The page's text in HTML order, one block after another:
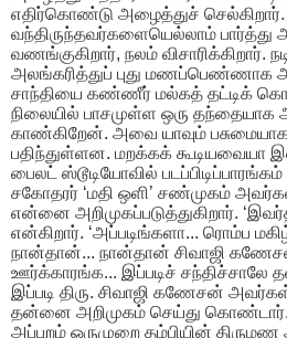
எதிர்கொண்டு அழைத்துச் செல்கிறார்.
வந்திருந்தவர்களையெல்லாம் பார்த்து
வணங்குகிறார், நலம் விசாரிக்கிறார்.
அலங்கரித்துப் புது மணப்பெண்ணாக
சாந்தியை கண்ணீர் மல்கத் தட்டிக்
நிலையில் பாசமுள்ள ஒரு
காண்கிறேன். அவை யாவும்
பதிந்துள்ளன. மறக்கக் கூடியவையா
​பைலட் ஸ்டூடியோவில்
சகோதரர் ‘மதி ஒளி’ சண்முகம்
என்னை அறிமுகப்படுத்துகிறார்.
என்கிறார். ‘அப்படிங்களா... ரொம்ப
நான்தான்... நான்தான் சிவாஜி
ஊர்க்காரங்க... இப்படிச் சந்திச்சாலே
இப்படி திரு. சிவாஜி கணேசன்
தன்னை அறிமுகம் செய்து கொண்டார்.
​அப்புறம் ஒருமுறை தம்பியின்